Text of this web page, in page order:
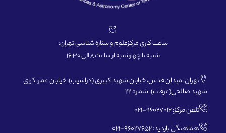
ساعت کاری مرکزعلوم و ستاره شناسی تهران:
شنبه تا چهارشنبه از ساعت 8 الی 16:30
تهران، میدان قدس، خیابان شهید کبیری (دزاشیب)، خیابان عمار، کوی
شهید صالحی(عرفات)، شماره 22
تلفن مرکز: 96027012-021
هماهنگی بازدید: 96027652-021